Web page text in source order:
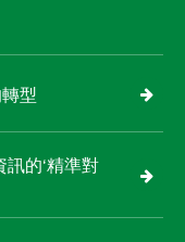
型
的‘精準對